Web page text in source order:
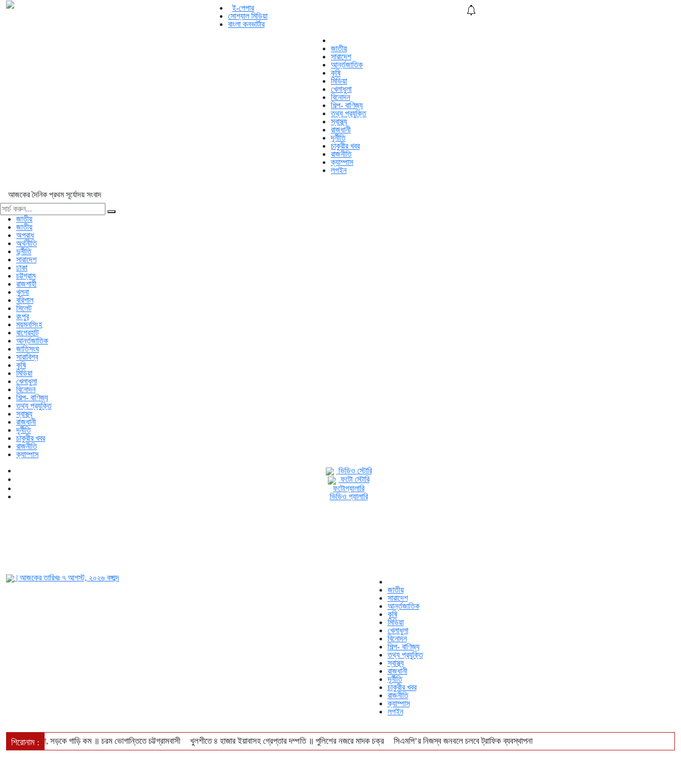
ই-পেপার
সোশ্যাল মিডিয়া
বাংলা কনভার্টার
জাতীয়
সারাদেশ
আর্ন্তজাতিক
কৃষি
মিডিয়া
খেলাধুলা
বিনোদন
শিল্প- বাণিজ্য
তথ্য প্রযুক্তি
স্বাস্থ্য
রাজধানী
দূর্নীতি
চাকুরীর খবর
রাজনীতি
ক্যাম্পাস
লগইন
আজকের দৈনিক প্রথম সূর্যোদয় সংবাদ
জাতীয়
জাতীয়
অপরাধ
অর্থনীতি
দুর্নীতি
সারাদেশ
ঢাকা
চট্টগ্রাম
রাজশাহী
খুলনা
বরিশাল
সিলেট
রংপুর
ময়মনসিংহ
বাগেরহাট
আর্ন্তজাতিক
জাতিসংঘ
সারাবিশ্ব
কৃষি
মিডিয়া
খেলাধুলা
বিনোদন
শিল্প- বাণিজ্য
তথ্য প্রযুক্তি
স্বাস্থ্য
রাজধানী
দূর্নীতি
চাকুরীর খবর
রাজনীতি
ক্যাম্পাস
ভিডিও স্টোরি
ফটো স্টোরি
ফটোগ্যালারি
ভিডিও গ্যালারি
| আজকের তারিখঃ ৭ আগস্ট, ২০২৬ বঙ্গাব্দ
জাতীয়
সারাদেশ
আর্ন্তজাতিক
কৃষি
মিডিয়া
খেলাধুলা
বিনোদন
শিল্প- বাণিজ্য
তথ্য প্রযুক্তি
স্বাস্থ্য
রাজধানী
দূর্নীতি
চাকুরীর খবর
রাজনীতি
ক্যাম্পাস
লগইন
শিরোনাম :
জ্বলছে না চুলা, সড়কে গাড়ি কম ॥ চরম ভোগান্তিতে চট্টগ্রামবাসী খুলশীতে ৪ হাজার ইয়াবাসহ গ্রেপ্তার দম্পতি ॥ পুলিশের নজরে মাদক চক্র
সিএমপি’র নিজস্ব জনবলে চলবে ট্রাফিক ব্যবস্থাপনা